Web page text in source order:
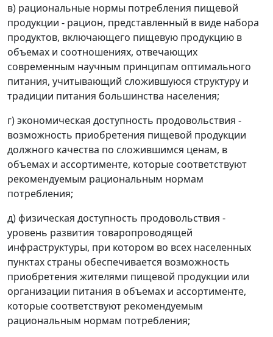
в) рациональные нормы потребления пищевой
продукции - рацион, представленный в виде набора
продуктов, включающего пищевую продукцию в
объемах и соотношениях, отвечающих
современным научным принципам оптимального
питания, учитывающий сложившуюся структуру и
традиции питания большинства населения;
г) экономическая доступность продовольствия -
возможность приобретения пищевой продукции
должного качества по сложившимся ценам, в
объемах и ассортименте, которые соответствуют
рекомендуемым рациональным нормам
потребления;
д) физическая доступность продовольствия -
уровень развития товаропроводящей
инфраструктуры, при котором во всех населенных
пунктах страны обеспечивается возможность
приобретения жителями пищевой продукции или
организации питания в объемах и ассортименте,
которые соответствуют рекомендуемым
рациональным нормам потребления;